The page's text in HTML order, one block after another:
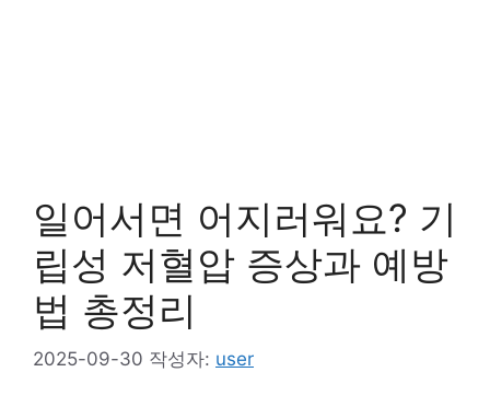
일어서면 어지러워요? 기
립성 저혈압 증상과 예방
법 총정리
2025-09-30 작성자: user